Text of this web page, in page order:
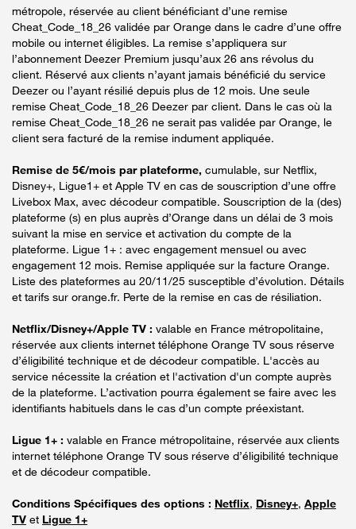
métropole, réservée au client bénéficiant d’une remise
Cheat_Code_18_26 validée par Orange dans le cadre d’une offre
mobile ou internet éligibles. La remise s’appliquera sur
l’abonnement Deezer Premium jusqu’aux 26 ans révolus du
client. Réservé aux clients n’ayant jamais bénéficié du service
Deezer ou l’ayant résilié depuis plus de 12 mois. Une seule
remise Cheat_Code_18_26 Deezer par client. Dans le cas où la
remise Cheat_Code_18_26 ne serait pas validée par Orange, le
client sera facturé de la remise indument appliquée.
Remise de 5€/mois par plateforme, cumulable, sur Netflix,
Disney+, Ligue1+ et Apple TV en cas de souscription d’une offre
Livebox Max, avec décodeur compatible. Souscription de la (des)
plateforme (s) en plus auprès d’Orange dans un délai de 3 mois
suivant la mise en service et activation du compte de la
plateforme. Ligue 1+ : avec engagement mensuel ou avec
engagement 12 mois. Remise appliquée sur la facture Orange.
Liste des plateformes au 20/11/25 susceptible d’évolution. Détails
et tarifs sur orange.fr. Perte de la remise en cas de résiliation.
Netflix/Disney+/Apple TV : valable en France métropolitaine,
réservée aux clients internet téléphone Orange TV sous réserve
d’éligibilité technique et de décodeur compatible. L'accès au
service nécessite la création et l'activation d'un compte auprès
de la plateforme. L’activation pourra également se faire avec les
identifiants habituels dans le cas d’un compte préexistant.
Ligue 1+ : valable en France métropolitaine, réservée aux clients
internet téléphone Orange TV sous réserve d’éligibilité technique
et de décodeur compatible.
Conditions Spécifiques des options : Netflix, Disney+, Apple
TV et Ligue 1+